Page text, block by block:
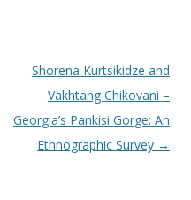
Shorena Kurtsikidze and
Vakhtang Chikovani –
Georgia’s Pankisi Gorge: An
Ethnographic Survey →